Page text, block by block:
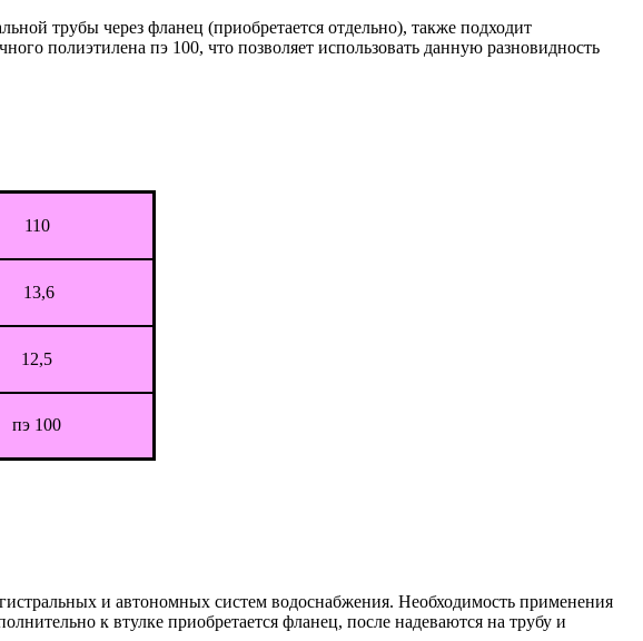
трубы через фланец (приобретается отдельно), также подходит
полиэтилена пэ 100, что позволяет использовать данную разновидность
110
13,6
12,5
пэ 100
и автономных систем водоснабжения. Необходимость применения
к втулке приобретается фланец, после надеваются на трубу и